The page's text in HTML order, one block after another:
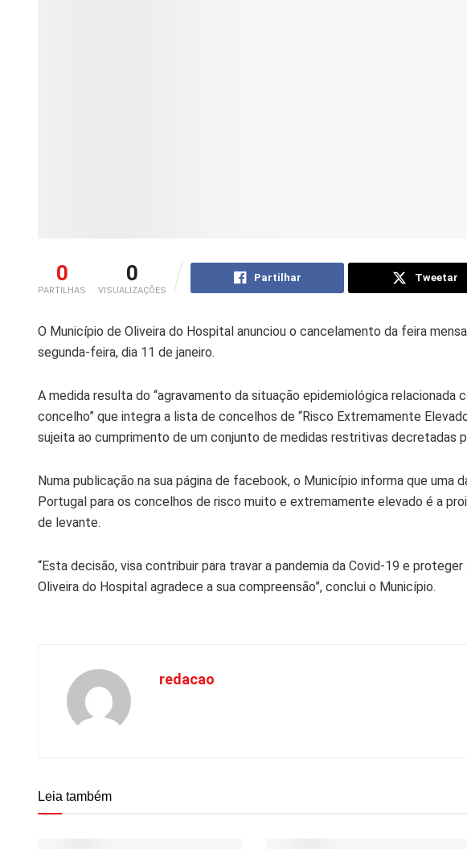
0
PARTILHAS
0
VISUALIZAÇÕES
Partilhar Tweetar
O Município de Oliveira do Hospital anunciou o cancelamento da feira
segunda-feira, dia 11 de janeiro.
A medida resulta do “agravamento da situação epidemiológica relacionada
concelho” que integra a lista de concelhos de “Risco Extremamente
sujeita ao cumprimento de um conjunto de medidas restritivas decretadas
Numa publicação na sua página de facebook, o Município informa que uma
Portugal para os concelhos de risco muito e extremamente elevado é a
de levante.
“Esta decisão, visa contribuir para travar a pandemia da Covid-19 e
Oliveira do Hospital agradece a sua compreensão”, conclui o Município.
redacao
Leia também